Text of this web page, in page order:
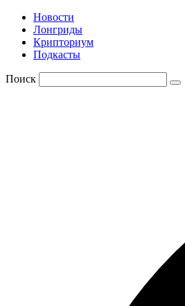
Новости
Лонгриды
Крипториум
Подкасты
Поиск